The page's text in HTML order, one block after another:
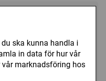
ska kunna handla i
in data för hur vår
marknadsföring hos